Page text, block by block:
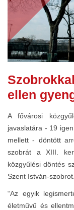
ellen
A fővárosi
javaslatára - 19
mellett - döntött
szobrát a XIII.
közgyűlési döntés
Szent István-
“Az egyik
életművű és